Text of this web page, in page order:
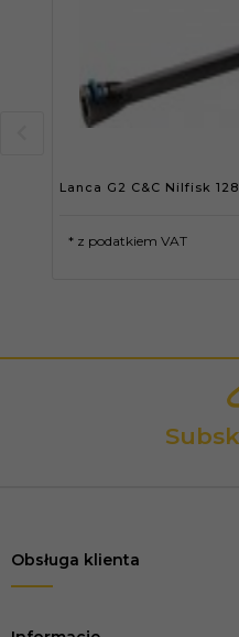
Lanca G2 C&C Nilfisk
* z podatkiem VAT
Obsługa klienta